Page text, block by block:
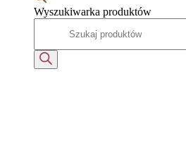
Wyszukiwarka produktów